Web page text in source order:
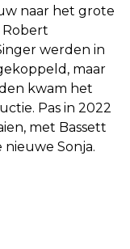
naar het grote
Robert
werden in
maar
kwam het
Pas in 2022
met Bassett
Sonja.